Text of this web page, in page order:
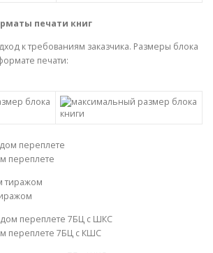
печати книг
к требованиям заказчика. Размеры блока
печати:
переплете
переплете 7БЦ с КШС​